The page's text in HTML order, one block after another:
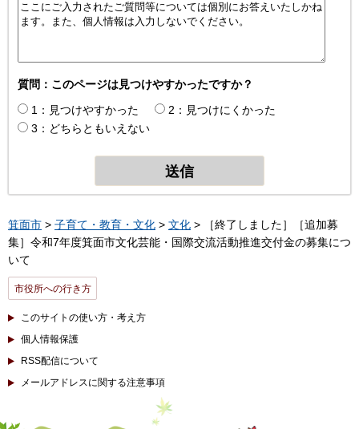
質問：このページは見つけやすかったですか？
1：見つけやすかった
2：見つけにくかった
3：どちらともいえない
箕面市 > 子育て・教育・文化 > 文化 > ［終了しました］［追加募
集］令和7年度箕面市文化芸能・国際交流活動推進交付金の募集につ
いて
市役所への行き方
このサイトの使い方・考え方
個人情報保護
RSS配信について
メールアドレスに関する注意事項